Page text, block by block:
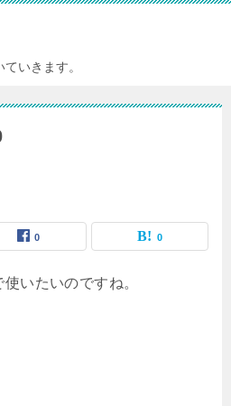
いきます。
0 0
いたいのですね。